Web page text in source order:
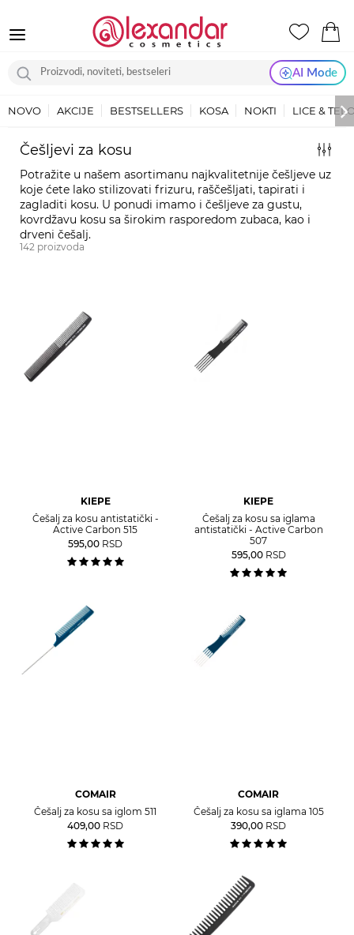
AI Mode
NOVO AKCIJE BESTSELLERS KOSA NOKTI LICE &
Češljevi za kosu
Potražite u našem asortimanu najkvalitetnije češljeve uz
koje ćete lako stilizovati frizuru, raščešljati, tapirati i
zagladiti kosu. U ponudi imamo i češljeve za gustu,
kovrdžavu kosu sa širokim rasporedom zubaca, kao i
drveni češalj.
142 proizvoda
KIEPE
Češalj za kosu antistatički -
Active Carbon 515
595,00 RSD
KIEPE
Češalj za kosu sa iglama
antistatički - Active Carbon
507
595,00 RSD
COMAIR
Češalj za kosu sa iglom 511
409,00 RSD
COMAIR
Češalj za kosu sa iglama 105
390,00 RSD